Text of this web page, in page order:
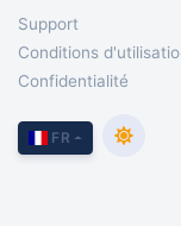
Support
Conditions
Confidentialité
FR